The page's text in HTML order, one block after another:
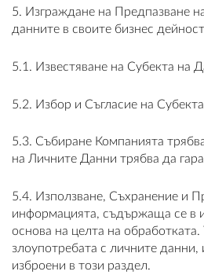
5. Изграждане на Предпазване
данните в своите бизнес
5.1. Известяване на Субекта на
5.2. Избор и Съгласие на
5.3. Събиране Компанията
на Личните Данни трябва да
5.4. Използване, Съхранение и
информацията, съдържаща се в
основа на целта на
злоупотребата с личните
изброени в този раздел.